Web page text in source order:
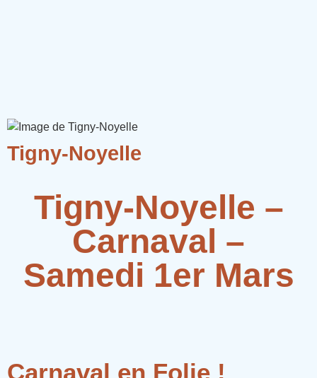
Tigny-Noyelle
Tigny-Noyelle –
Carnaval –
Samedi 1er Mars
Carnaval en Folie !